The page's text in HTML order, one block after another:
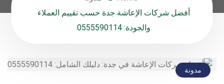
أفضل شركات الإعاشة جدة حسب تقييم العملاء
والجودة: 0555590114
مدونة